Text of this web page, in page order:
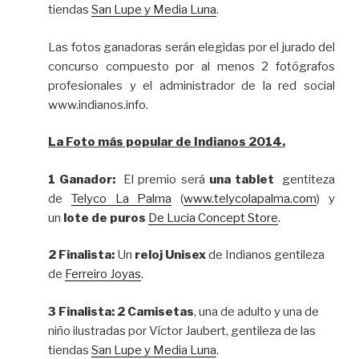
tiendas San Lupe y Media Luna.
Las fotos ganadoras serán elegidas por el jurado del
concurso compuesto por al menos 2 fotógrafos
profesionales y el administrador de la red social
www.indianos.info.
La Foto más popular de Indianos 2014.
1 Ganador: El premio será una tablet gentiteza
de Telyco La Palma (www.telycolapalma.com) y
un lote de puros De Lucia Concept Store.
2 Finalista: Un reloj Unisexde Indianos gentileza
de Ferreiro Joyas.
3 Finalista: 2 Camisetas, una de adulto y una de
niño ilustradas por Víctor Jaubert, gentileza de las
tiendas San Lupe y Media Luna.